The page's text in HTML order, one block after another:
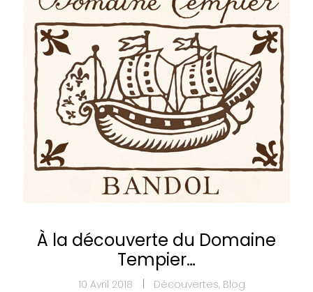
À la découverte du Domaine
Tempier…
10 Avril 2018 Découvertes, Blog